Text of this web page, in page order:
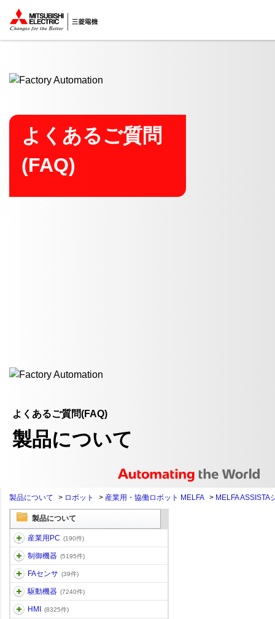
ここから本文
よくあるご質問
(FAQ)
よくあるご質問(FAQ)
製品について
製品について > ロボット > 産業用・協働ロボット MELFA > MELFA ASSISTA
製品について
産業用PC (190件)
制御機器 (5195件)
FAセンサ (39件)
駆動機器 (7240件)
HMI (8325件)